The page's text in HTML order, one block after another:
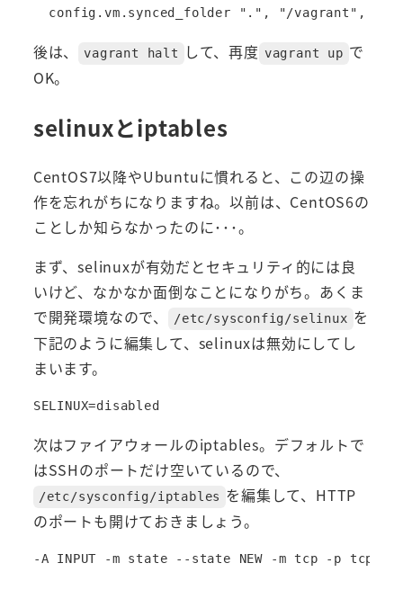
後は、 vagrant halt して、再度 vagrant up で
OK。
selinuxとiptables
CentOS7以降やUbuntuに慣れると、この辺の操
作を忘れがちになりますね。以前は、CentOS6の
ことしか知らなかったのに･･･。
まず、selinuxが有効だとセキュリティ的には良
いけど、なかなか面倒なことになりがち。あくま
で開発環境なので、
/etc/sysconfig/selinux を
下記のように編集して、selinuxは無効にしてし
まいます。
次はファイアウォールのiptables。デフォルトで
はSSHのポートだけ空いているので、
/etc/sysconfig/iptables を編集して、HTTP
のポートも開けておきましょう。